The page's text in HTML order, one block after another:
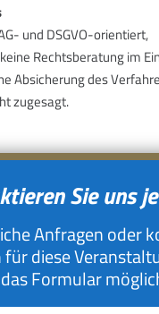
und DSGVO-orientiert,
Rechtsberatung im
Absicherung des
zugesagt.
Sie uns
Anfragen oder
diese
Formular